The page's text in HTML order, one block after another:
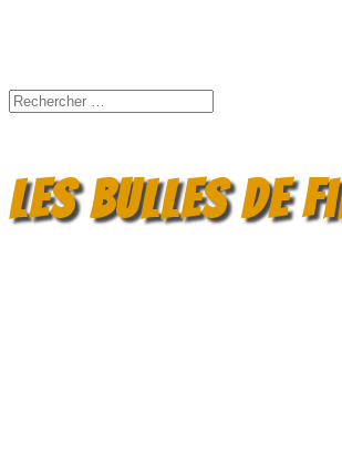
Les bulles de